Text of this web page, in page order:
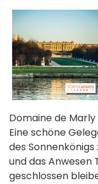
Domaine de
Eine schöne
des
und das Anwesen
geschlossen